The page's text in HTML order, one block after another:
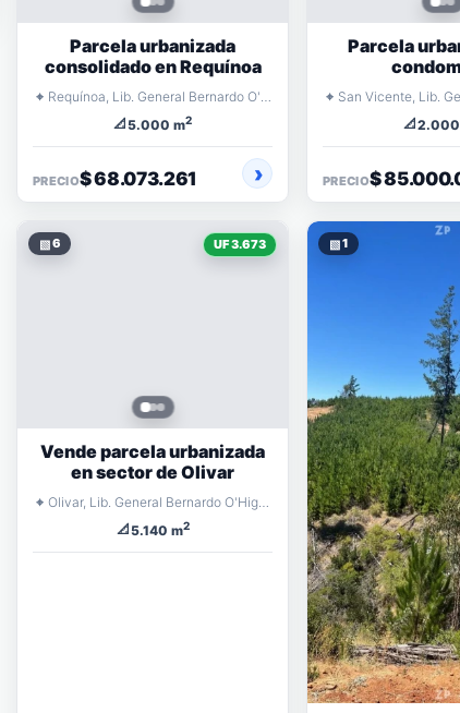
Parcela urbanizada
consolidado en Requínoa
⌖ Requínoa, Lib. General Bernardo O'Higgins
📐5.000 m2
PRECIO$ 68.073.261
Parcela
⌖
📐
PRECIO$
▧6 UF 3.673
Vende parcela urbanizada
en sector de Olivar
⌖ Olivar, Lib. General Bernardo O'Higgins
📐5.140 m2
▧1